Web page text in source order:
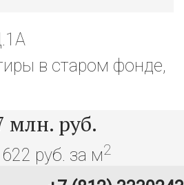
в старом фонде,
млн. руб.
руб. за м2